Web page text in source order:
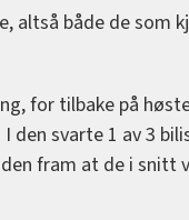
altså både de som
for tilbake på
I den svarte 1 av 3
fram at de i snitt